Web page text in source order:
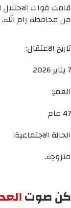
قامت قوات
من محافظة رام الله.
تاريخ الاعتقال:
7 يناير 2026
العمر:
47 عام
الحالة الاجتماعية:
متزوجة.
كن صوت